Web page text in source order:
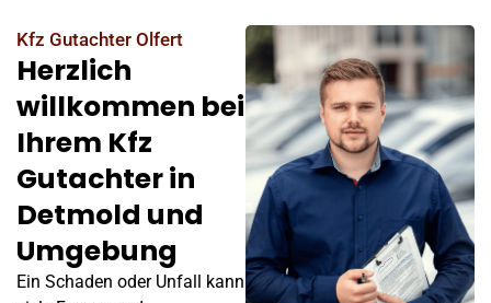
Kfz Gutachter Olfert
Herzlich
willkommen bei
Ihrem Kfz
Gutachter in
Detmold und
Umgebung
Ein Schaden oder Unfall kann